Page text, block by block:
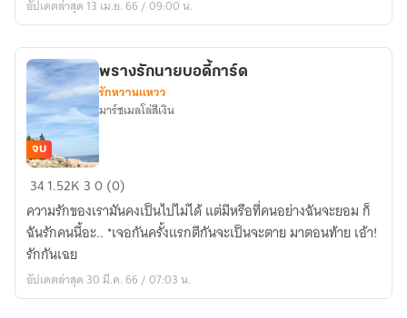
อัปเดตล่าสุด 13 เม.ย. 66 / 09:00 น.
พราง
นาย
บอดี้
การ์ด
จบ
พรางรักนายบอดี้การ์ด
รักหวานแหวว
มาร์ชเมลโล่สีเงิน
341.52K 30 (0)
ความรักของเรามันคงเป็นไปไม่ได้ แต่มีหรือที่คนอย่างฉันจะยอม ก็
ฉันรักคนนี้อะ.. *เจอกันครั้งแรกตีกันจะเป็นจะตาย มาตอนท้าย เอ้า!
รักกันเฉย
อัปเดตล่าสุด 30 มี.ค. 66 / 07:03 น.